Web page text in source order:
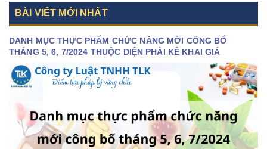
BÀI VIẾT MỚI NHẤT
DANH MỤC THỰC PHẨM CHỨC NĂNG MỚI CÔNG BỐ
THÁNG 5, 6, 7/2024 THUỘC DIỆN PHẢI KÊ KHAI GIÁ